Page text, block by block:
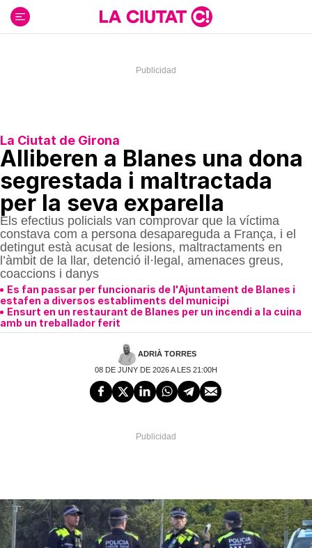
contenido
La Ciutat de Girona
Alliberen a Blanes una dona
segrestada i maltractada
per la seva exparella
Els efectius policials van comprovar que la víctima
constava com a persona desapareguda a França, i el
detingut està acusat de lesions, maltractaments en
l’àmbit de la llar, detenció il·legal, amenaces greus,
coaccions i danys
Es fan passar per funcionaris de l'Ajuntament de Blanes i
estafen a diversos establiments del municipi
Ensurt en un restaurant de Blanes per un incendi a la cuina
amb un treballador ferit
ADRIÀ TORRES
08 DE JUNY DE 2026 A LES 21:00H